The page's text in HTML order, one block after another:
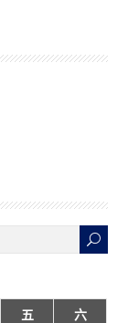
五 六